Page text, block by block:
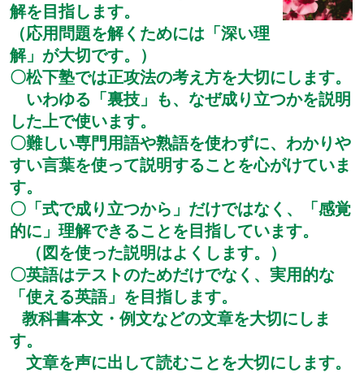
解を目指します。
（応用問題を解くためには「深い理
解」が大切です。）
〇松下塾では正攻法の考え方を大切にします。
いわゆる「裏技」も、なぜ成り立つかを説明
した上で使います。
〇難しい専門用語や熟語を使わずに、わかりや
すい言葉を使って説明することを心がけていま
す。
〇「式で成り立つから」だけではなく、「感覚
的に」理解できることを目指しています。
（図を使った説明はよくします。）
〇英語はテストのためだけでなく、実用的な
「使える英語」を目指します。
教科書本文・例文などの文章を大切にしま
す。
文章を声に出して読むことを大切にします。